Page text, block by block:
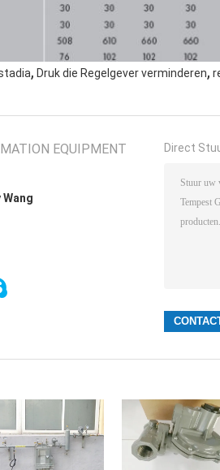
, Druk die Regelgever verminderen,
EQUIPMENT
Wang
Direct